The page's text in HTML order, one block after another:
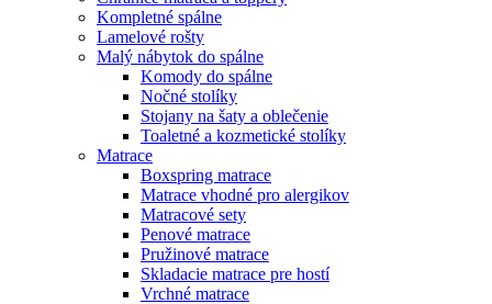
Kompletné spálne
Lamelové rošty
Malý nábytok do spálne
Komody do spálne
Nočné stolíky
Stojany na šaty a oblečenie
Toaletné a kozmetické stolíky
Matrace
Boxspring matrace
Matrace vhodné pro alergikov
Matracové sety
Penové matrace
Pružinové matrace
Skladacie matrace pre hostí
Vrchné matrace